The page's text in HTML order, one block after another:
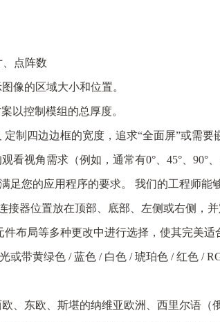
点阵数
像的区域大小和位置。
以控制模组的总厚度。
制四边边框的宽度，追求“全面屏”或需要
看视角需求（例如，通常有0°、45°、90°、
足您的应用程序的要求。 我们的工程师
器位置放在顶部、底部、左侧或右侧，
布局等多种更改中进行选择，使其完美适
或带黄绿色 / 蓝色 / 白色 / 琥珀色 / 红色 /
、东欧、斯堪的纳维亚欧洲、西里尔语（